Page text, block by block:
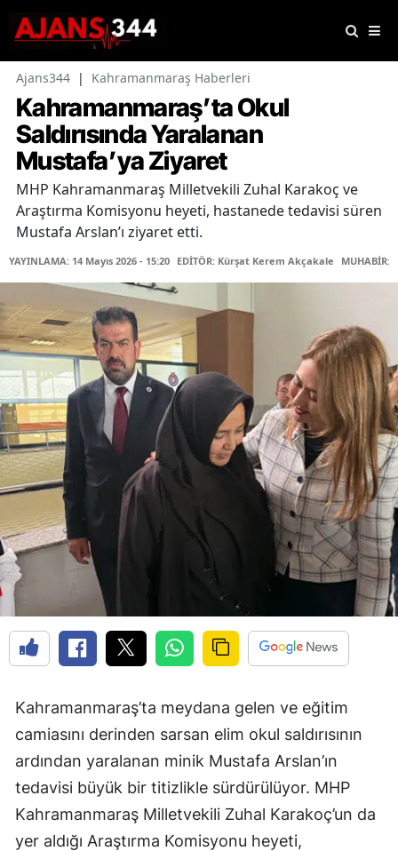
Ajans344 | Kahramanmaraş Haberleri
Kahramanmaraş’ta Okul
Saldırısında Yaralanan
Mustafa’ya Ziyaret
MHP Kahramanmaraş Milletvekili Zuhal Karakoç ve
Araştırma Komisyonu heyeti, hastanede tedavisi süren
Mustafa Arslan’ı ziyaret etti.
YAYINLAMA: 14 Mayıs 2026 - 15:20 EDİTÖR: Kürşat Kerem Akçakale MUHABİR:
Kahramanmaraş’ta meydana gelen ve eğitim
camiasını derinden sarsan elim okul saldırısının
ardından yaralanan minik Mustafa Arslan’ın
tedavisi büyük bir titizlikle sürdürülüyor. MHP
Kahramanmaraş Milletvekili Zuhal Karakoç’un da
yer aldığı Araştırma Komisyonu heyeti,